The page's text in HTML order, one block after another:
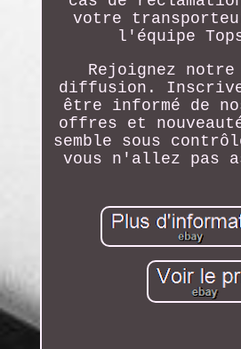
votre
l'équipe
Rejoignez
diffusion.
être informé de
offres et
semble sous
vous n'allez pas